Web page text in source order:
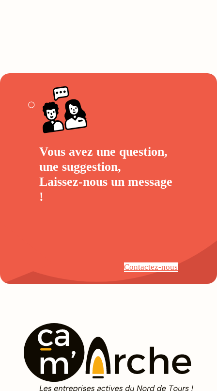
Vous avez une question,
une suggestion,
Laissez-nous un message
!
Contactez-nous